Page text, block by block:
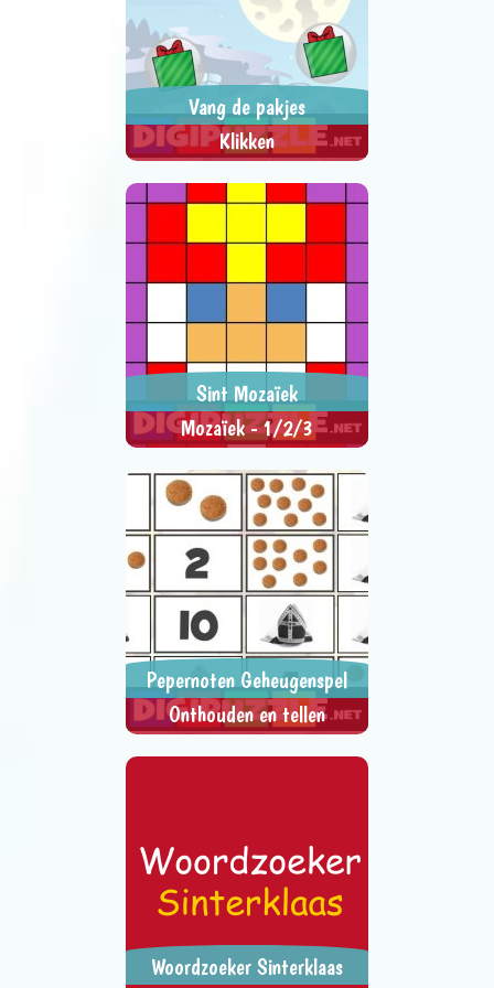
Vang de pakjes
Klikken
> SPEEL NU <
SPEL DELEN
Sint Mozaïek
Mozaïek - 1/2/3
> SPEEL NU <
SPEL DELEN
Pepernoten Geheugenspel
Onthouden en tellen
> SPEEL NU <
SPEL DELEN
Woordzoeker Sinterklaas